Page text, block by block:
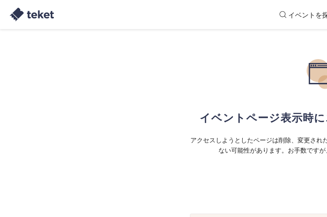
イベントを
イベントページ表示時
アクセスしようとしたページは削除、変更され
ない可能性があります。お手数です